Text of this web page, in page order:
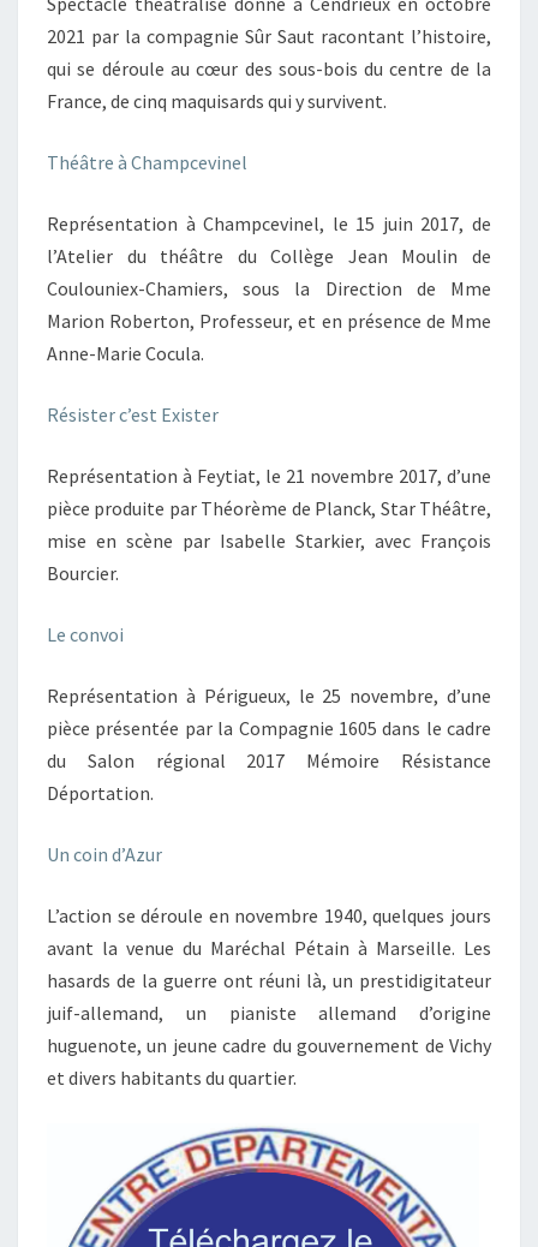
2021 par la compagnie Sûr Saut racontant l’histoire,
qui se déroule au cœur des sous-bois du centre de la
France, de cinq maquisards qui y survivent.
Théâtre à Champcevinel
Représentation à Champcevinel, le 15 juin 2017, de
l’Atelier du théâtre du Collège Jean Moulin de
Coulouniex-Chamiers, sous la Direction de Mme
Marion Roberton, Professeur, et en présence de Mme
Anne-Marie Cocula.
Résister c’est Exister
Représentation à Feytiat, le 21 novembre 2017, d’une
pièce produite par Théorème de Planck, Star Théâtre,
mise en scène par Isabelle Starkier, avec François
Bourcier.
Le convoi
Représentation à Périgueux, le 25 novembre, d’une
pièce présentée par la Compagnie 1605 dans le cadre
du Salon régional 2017 Mémoire Résistance
Déportation.
Un coin d’Azur
L’action se déroule en novembre 1940, quelques jours
avant la venue du Maréchal Pétain à Marseille. Les
hasards de la guerre ont réuni là, un prestidigitateur
juif-allemand, un pianiste allemand d’origine
huguenote, un jeune cadre du gouvernement de Vichy
et divers habitants du quartier.